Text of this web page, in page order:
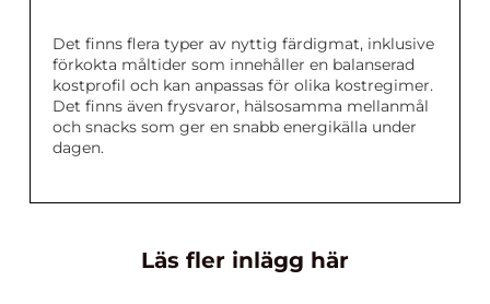
Det finns flera typer av nyttig färdigmat, inklusive
förkokta måltider som innehåller en balanserad
kostprofil och kan anpassas för olika kostregimer.
Det finns även frysvaror, hälsosamma mellanmål
och snacks som ger en snabb energikälla under
dagen.
Läs fler inlägg här